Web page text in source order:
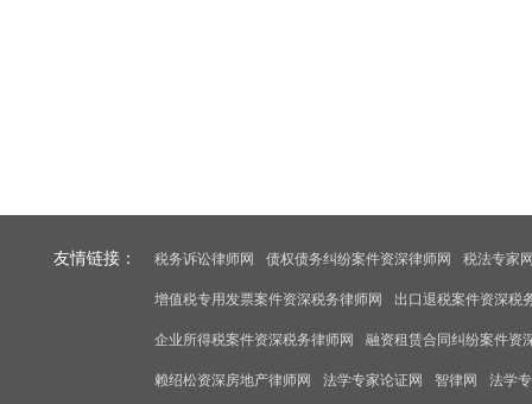
友情链接： 税务诉讼律师网 债权债务纠纷案件资深律师网 税法专家
增值税专用发票案件资深税务律师网 出口退税案件资深税
企业所得税案件资深税务律师网 融资租赁合同纠纷案件资
赖绍松资深房地产律师网 法学专家论证网 智律网 法学